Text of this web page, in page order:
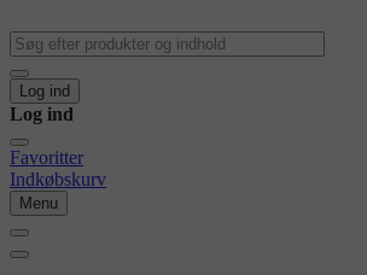
Log ind
Log ind
Favoritter
Indkøbskurv
Menu